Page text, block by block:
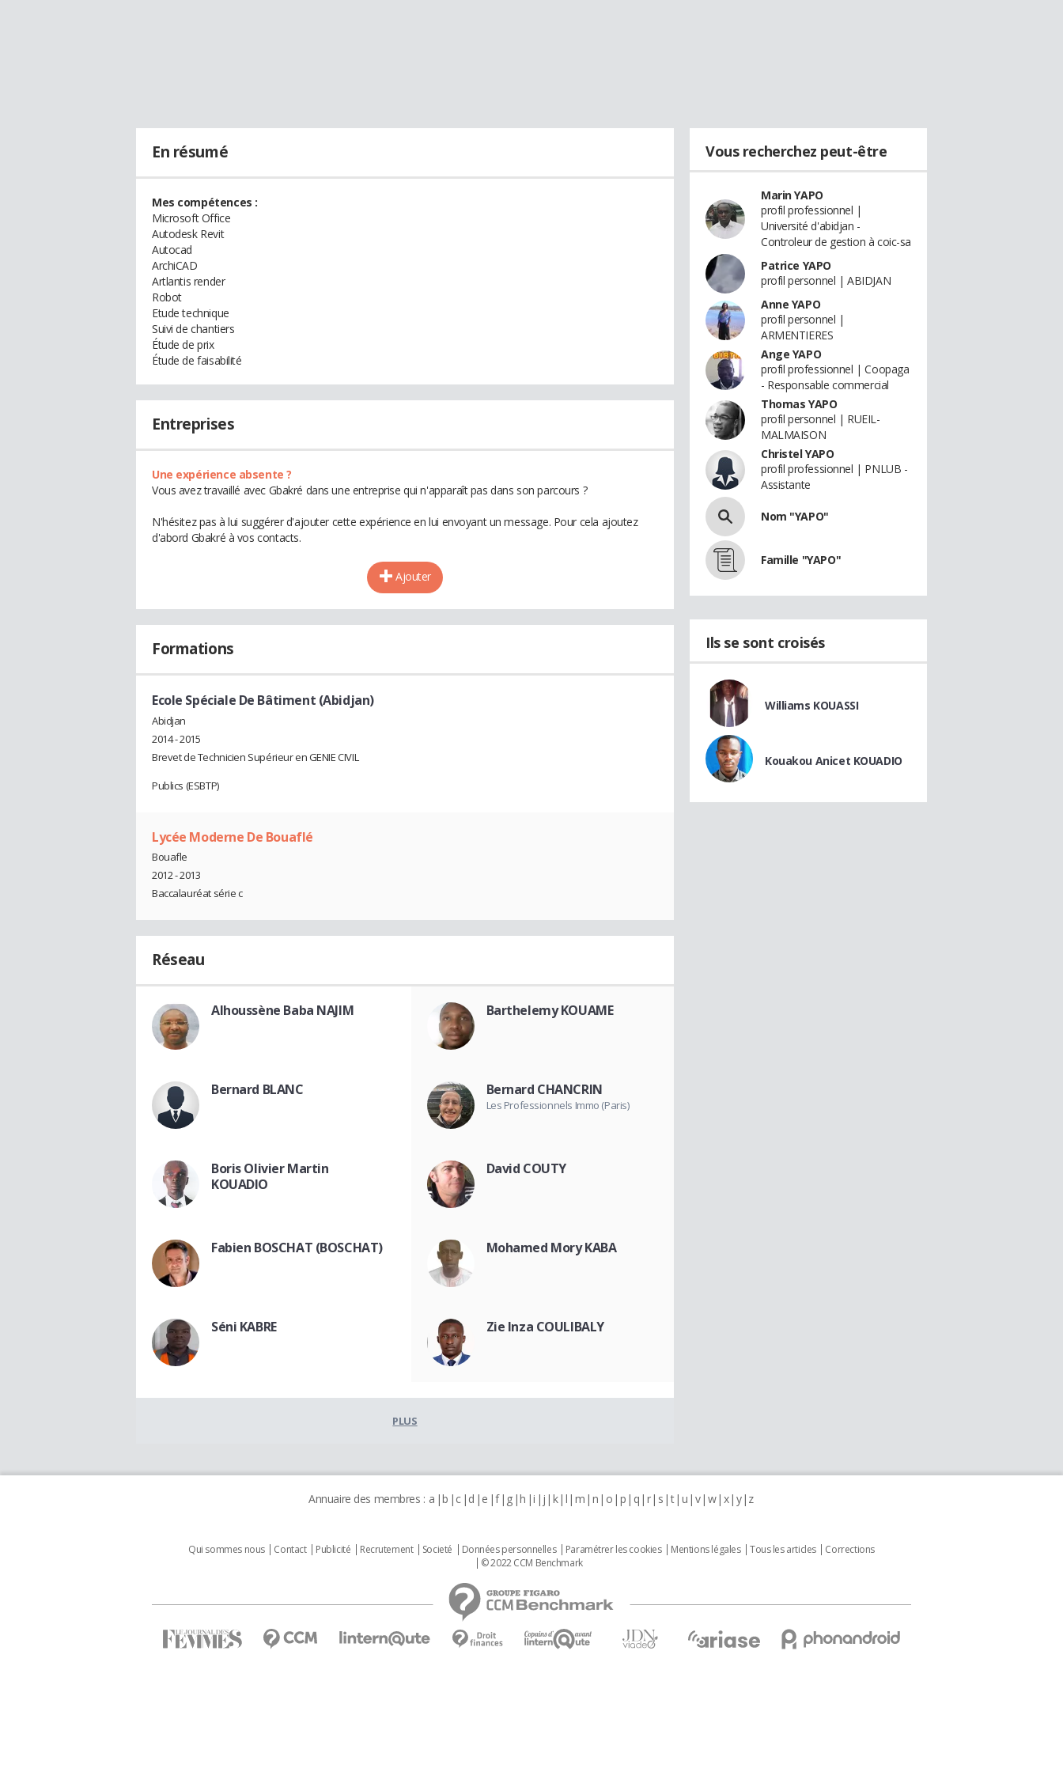
En résumé
Mes compétences :
Microsoft Office
Autodesk Revit
Autocad
ArchiCAD
Artlantis render
Robot
Etude technique
Suivi de chantiers
Étude de prix
Étude de faisabilité
Entreprises
Une expérience absente ?
Vous avez travaillé avec Gbakré dans une entreprise qui n'apparaît pas dans son parcours ?
N'hésitez pas à lui suggérer d'ajouter cette expérience en lui envoyant un message. Pour cela ajoutez
d'abord Gbakré à vos contacts.
Ajouter
Formations
Ecole Spéciale De Bâtiment (Abidjan)
Abidjan
2014 - 2015
Brevet de Technicien Supérieur en GENIE CIVIL
Publics (ESBTP)
Lycée Moderne De Bouaflé
Bouafle
2012 - 2013
Baccalauréat série c
Réseau
Alhoussène Baba NAJIM Barthelemy KOUAME
Bernard BLANC Bernard CHANCRIN
Les Professionnels Immo (Paris)
Boris Olivier Martin
KOUADIO
David COUTY
Fabien BOSCHAT (BOSCHAT) Mohamed Mory KABA
Séni KABRE Zie Inza COULIBALY
PLUS
Vous recherchez peut-être
Marin YAPO
profil professionnel |
Université d'abidjan -
Controleur de gestion à coic-sa
Patrice YAPO
profil personnel | ABIDJAN
Anne YAPO
profil personnel |
ARMENTIERES
Ange YAPO
profil professionnel | Coopaga
- Responsable commercial
Thomas YAPO
profil personnel | RUEIL-
MALMAISON
Christel YAPO
profil professionnel | PNLUB -
Assistante
Nom "YAPO"
Famille "YAPO"
Ils se sont croisés
Williams KOUASSI
Kouakou Anicet KOUADIO
Annuaire des membres : a b c d e f g h i j k l m n o p q r s t u v w x y z
Qui sommes nous Contact Publicité Recrutement Societé Données personnelles Paramétrer les cookies Mentions légales Tous les articles
Corrections
© 2022 CCM Benchmark